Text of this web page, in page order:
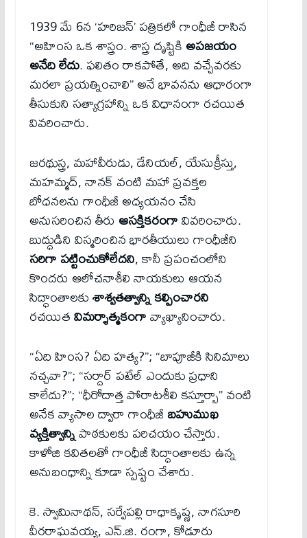
1939 మే 6న ‘హరిజన్’ పత్రికలో గాంధీజీ రాసిన
“అహింస ఒక శాస్త్రం. శాస్త్ర దృష్టికిఅపజయం
అనేది లేదు. ఫలితం రాకపోతే, అది వచ్చేవరకు
మరలా ప్రయత్నించాలి” అనే భావనను ఆధారంగా
తీసుకుని సత్యాగ్రహాన్ని ఒక విధానంగా రచయిత
వివరించారు.
జరథుస్త్ర, మహావీరుడు, డేనియల్, యేసుక్రీస్తు,
మహమ్మద్, నానక్ వంటి మహా ప్రవక్తల
బోధనలను గాంధీజీ అధ్యయనం చేసి
అనుసరించిన తీరుఆసక్తికరంగావివరించారు.
బుద్ధుడిని విస్మరించిన భారతీయులు గాంధీజీని
సరిగా పట్టించుకోలేదని, కానీ ప్రపంచంలోని
కొందరు ఆలోచనాశీలి నాయకులు ఆయన
సిద్ధాంతాలకుశాశ్వతత్వాన్ని కల్పించారని
రచయితవిమర్శాత్మకంగావ్యాఖ్యానించారు.
“ఏది హింస? ఏది హత్య?”; “బాపూజీకి సినిమాలు
నచ్చవా?”; “సర్దార్ పటేల్ ఎందుకు ప్రధాని
కాలేదు?”; “ధీరోదాత్త పోరాటశీలి కస్తూర్బా” వంటి
అనేక వ్యాసాల ద్వారా గాంధీజీబహుముఖ
వ్యక్తిత్వాన్నిపాఠకులకు పరిచయం చేస్తారు.
కాళోజి కవితలతో గాంధీజీ సిద్ధాంతాలకు ఉన్న
అనుబంధాన్ని కూడా స్పష్టం చేశారు.
కె. స్వామినాథన్, సర్వేపల్లి రాధాకృష్ణ, నాగసూరి
వీరరాఘవయ్య, ఎన్.జి. రంగా, కోడూరు